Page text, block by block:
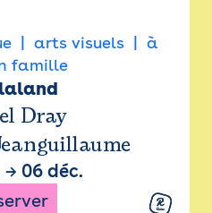
arts visuels
à
famille
Dray
→ 06 déc.